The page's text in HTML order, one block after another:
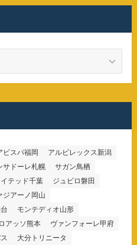
ビスパ福岡
アルビレックス新潟
サドーレ札幌
サガン鳥栖
テッド千葉
ジュビロ磐田
ジアーノ岡山
モンテディオ山形
ロアッソ熊本
ヴァンフォーレ甲府
大分トリニータ